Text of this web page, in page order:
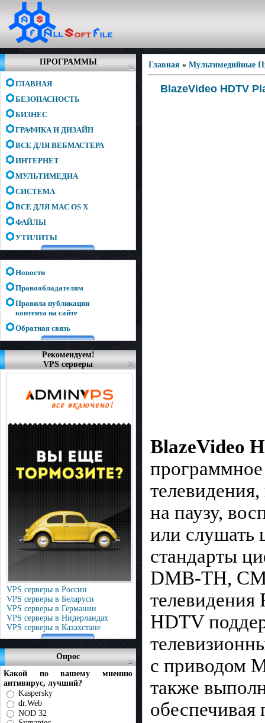
ПРОГРАММЫ
ГЛАВНАЯ
БЕЗОПАСНОСТЬ
БИЗНЕС
ГРАФИКА И ДИЗАЙН
ВСЕ ДЛЯ ВЕБМАСТЕРА
ИНТЕРНЕТ
МУЛЬТИМЕДИА
СИСТЕМА
ВСЕ ДЛЯ MAC OS X
ФАЙЛЫ
УТИЛИТЫ
Новости
Правообладателям
Правила публикации
контента на сайте
Обратная связь
Рекомендуем!
VPS серверы
VPS серверы в России
VPS серверы в Беларуси
VPS серверы в Германии
VPS серверы в Нидерландах
VPS серверы в Казахстане
Опрос
Какой по вашему мнению
антивирус, лучший?
Kaspersky
dr.Web
NOD 32
Главная » Мультимедийные
BlazeVideo HDTV
BlazeVideo
на паузу,
или слушать
стандарты
DMB-TH,
HDTV
с приводом
также
обеспечивая